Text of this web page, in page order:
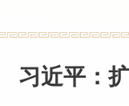
习近平：